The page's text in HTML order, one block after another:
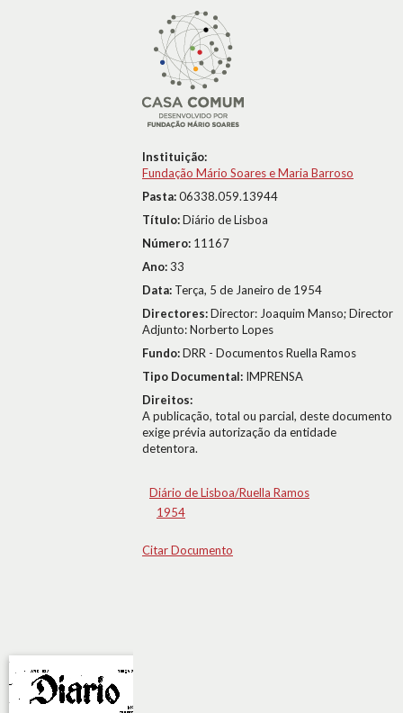
Instituição:
Fundação Mário Soares e Maria Barroso
Pasta:06338.059.13944
Título:Diário de Lisboa
Número: 11167
Ano:33
Data: Terça, 5 de Janeiro de 1954
Directores:Director: Joaquim Manso; Director
Adjunto: Norberto Lopes
Fundo:DRR - Documentos Ruella Ramos
Tipo Documental: IMPRENSA
Direitos:
A publicação, total ou parcial, deste documento
exige prévia autorização da entidade
detentora.
Diário de Lisboa/Ruella Ramos
1954
Citar Documento